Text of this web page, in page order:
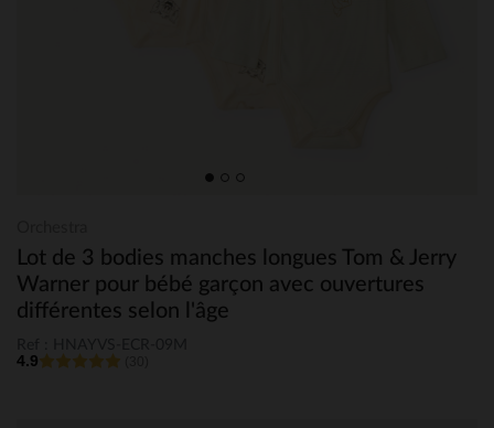
Lot de 3 bodies manches longues Tom & Jerry
Warner pour bébé garçon avec ouvertures
différentes selon l'âge
4.9